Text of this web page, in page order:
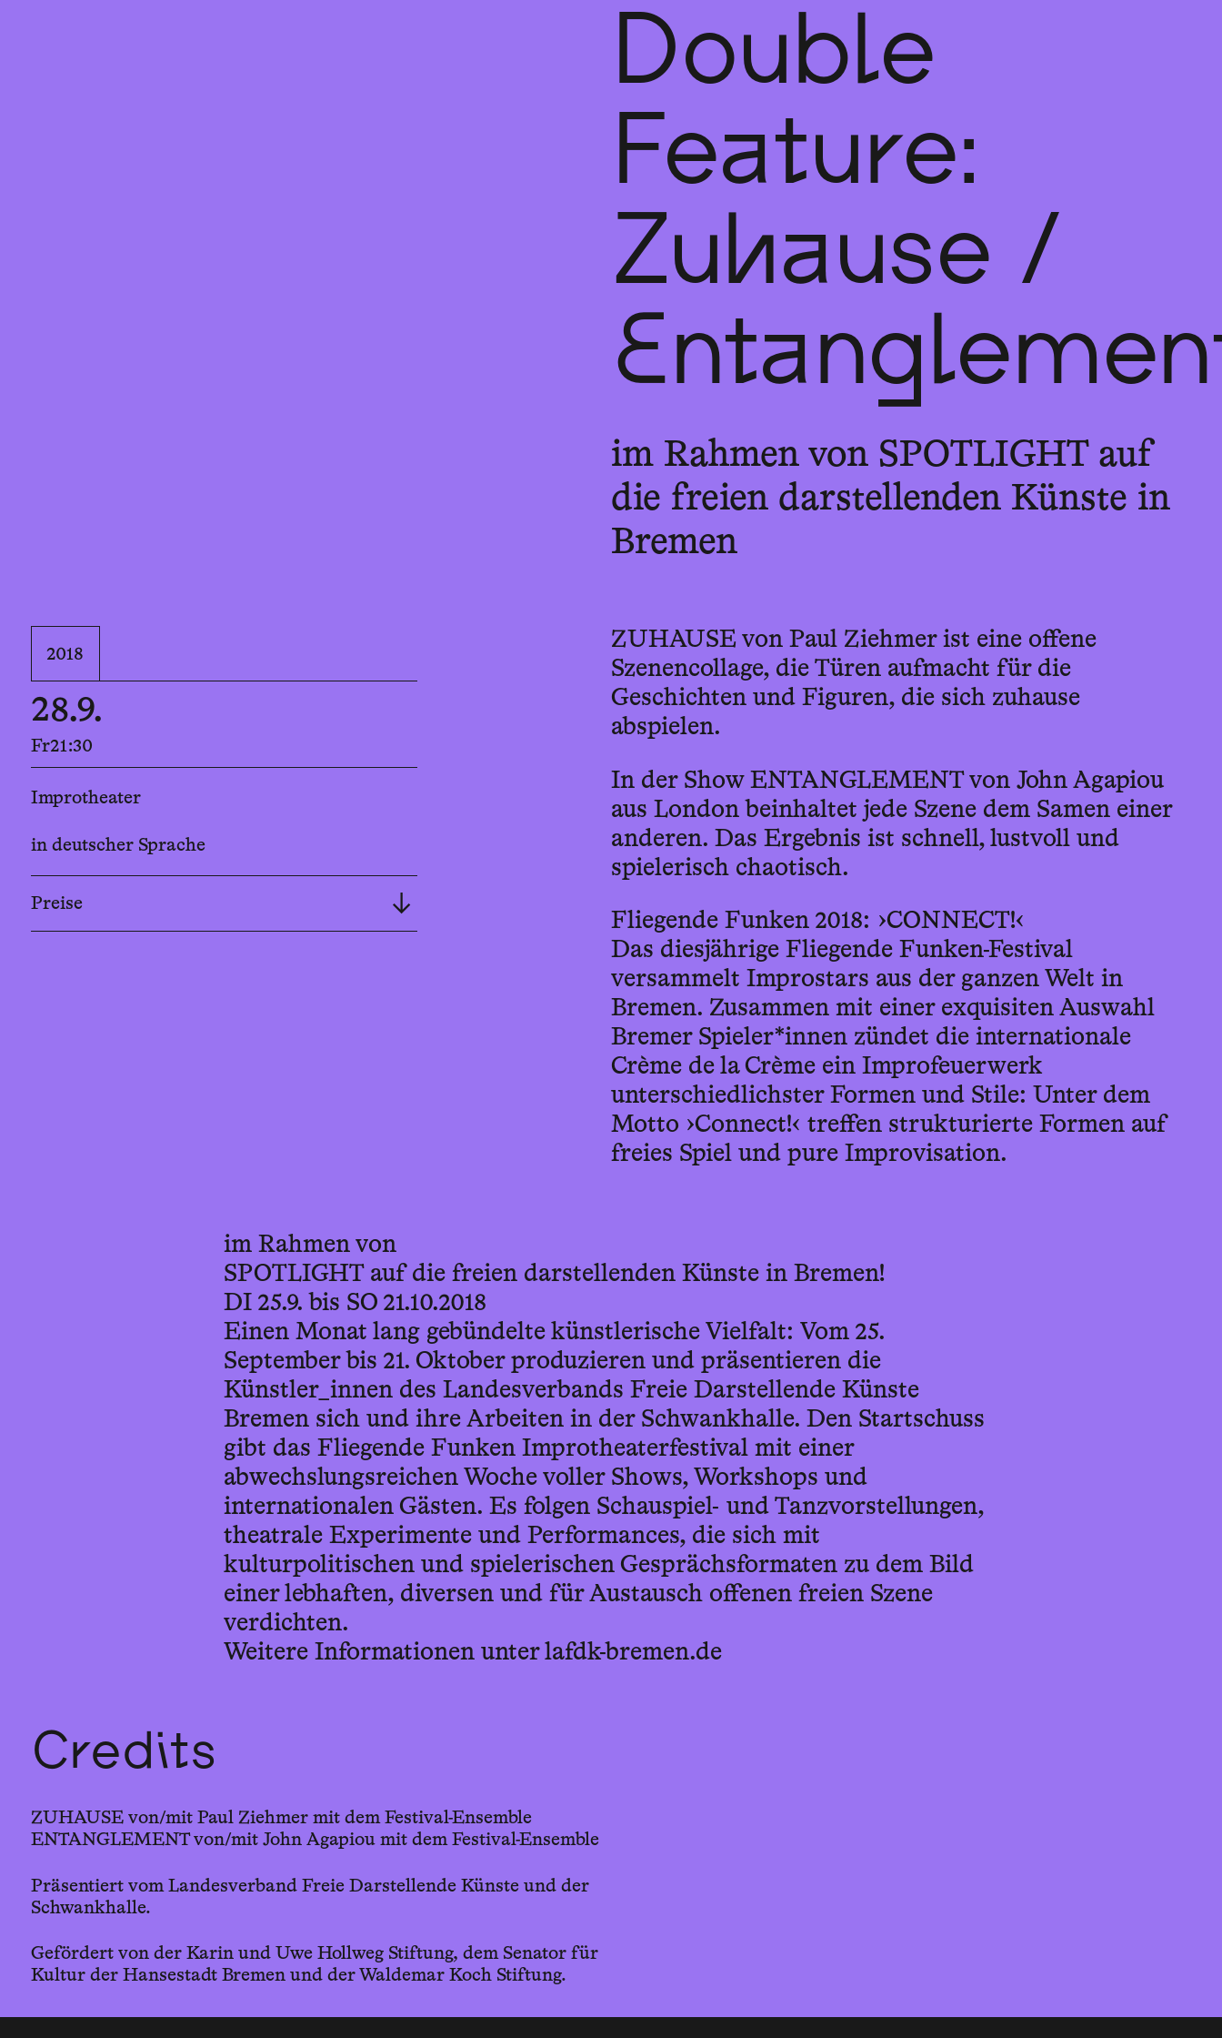
Double
Feature:
Zuhause /
im Rahmen von SPOTLIGHT auf
die freien darstellenden Künste in
Bremen
2018
28.9.
Fr21:30
Improtheater
in deutscher Sprache
Preise
ZUHAUSE von Paul Ziehmer ist eine offene
Szenencollage, die Türen aufmacht für die
Geschichten und Figuren, die sich zuhause
abspielen.
In der Show ENTANGLEMENT von John Agapiou
aus London beinhaltet jede Szene dem Samen einer
anderen. Das Ergebnis ist schnell, lustvoll und
spielerisch chaotisch.
Fliegende Funken 2018: ›CONNECT!‹
Das diesjährige Fliegende Funken-Festival
versammelt Improstars aus der ganzen Welt in
Bremen. Zusammen mit einer exquisiten Auswahl
Bremer Spieler*innen zündet die internationale
Crème de la Crème ein Improfeuerwerk
unterschiedlichster Formen und Stile: Unter dem
Motto ›Connect!‹ treffen strukturierte Formen auf
freies Spiel und pure Improvisation.
im Rahmen von
SPOTLIGHT auf die freien darstellenden Künste in Bremen!
DI 25.9. bis SO 21.10.2018
Einen Monat lang gebündelte künstlerische Vielfalt: Vom 25.
September bis 21. Oktober produzieren und präsentieren die
Künstler_innen des Landesverbands Freie Darstellende Künste
Bremen sich und ihre Arbeiten in der Schwankhalle. Den Startschuss
gibt das Fliegende Funken Improtheaterfestival mit einer
abwechslungsreichen Woche voller Shows, Workshops und
internationalen Gästen. Es folgen Schauspiel- und Tanzvorstellungen,
theatrale Experimente und Performances, die sich mit
kulturpolitischen und spielerischen Gesprächsformaten zu dem Bild
einer lebhaften, diversen und für Austausch offenen freien Szene
verdichten.
Weitere Informationen unter lafdk-bremen.de
Credits
ZUHAUSE von/mit Paul Ziehmer mit dem Festival-Ensemble
ENTANGLEMENT von/mit John Agapiou mit dem Festival-Ensemble
Präsentiert vom Landesverband Freie Darstellende Künste und der
Schwankhalle.
Gefördert von der Karin und Uwe Hollweg Stiftung, dem Senator für
Kultur der Hansestadt Bremen und der Waldemar Koch Stiftung.